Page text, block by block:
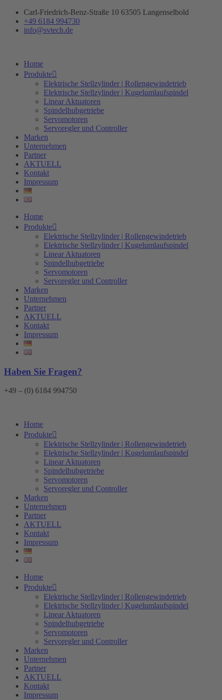
Zum
Inhalt
springen
Carl-Friedrich-Benz-Straße 10 63505 Langenselbold
+49 6184 994730
info@svtech.de
Home
Produkte
Elektrische Stellzylinder | Rollengewindetrieb
Elektrische Stellzylinder | Kugelumlaufspindel
Linear Aktuatoren
Spindelhubgetriebe
Servomotoren
Servoregler und Controller
Marken
Unternehmen
Partner
AKTUELL
Kontakt
Impressum
Home
Produkte
Elektrische Stellzylinder | Rollengewindetrieb
Elektrische Stellzylinder | Kugelumlaufspindel
Linear Aktuatoren
Spindelhubgetriebe
Servomotoren
Servoregler und Controller
Marken
Unternehmen
Partner
AKTUELL
Kontakt
Impressum
Haben Sie Fragen?
+49 – (0) 6184 994750
Home
Produkte
Elektrische Stellzylinder | Rollengewindetrieb
Elektrische Stellzylinder | Kugelumlaufspindel
Linear Aktuatoren
Spindelhubgetriebe
Servomotoren
Servoregler und Controller
Marken
Unternehmen
Partner
AKTUELL
Kontakt
Impressum
Home
Produkte
Elektrische Stellzylinder | Rollengewindetrieb
Elektrische Stellzylinder | Kugelumlaufspindel
Linear Aktuatoren
Spindelhubgetriebe
Servomotoren
Servoregler und Controller
Marken
Unternehmen
Partner
AKTUELL
Kontakt
Impressum